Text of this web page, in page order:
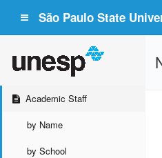
São Paulo State
Academic Staff
by Name
by School